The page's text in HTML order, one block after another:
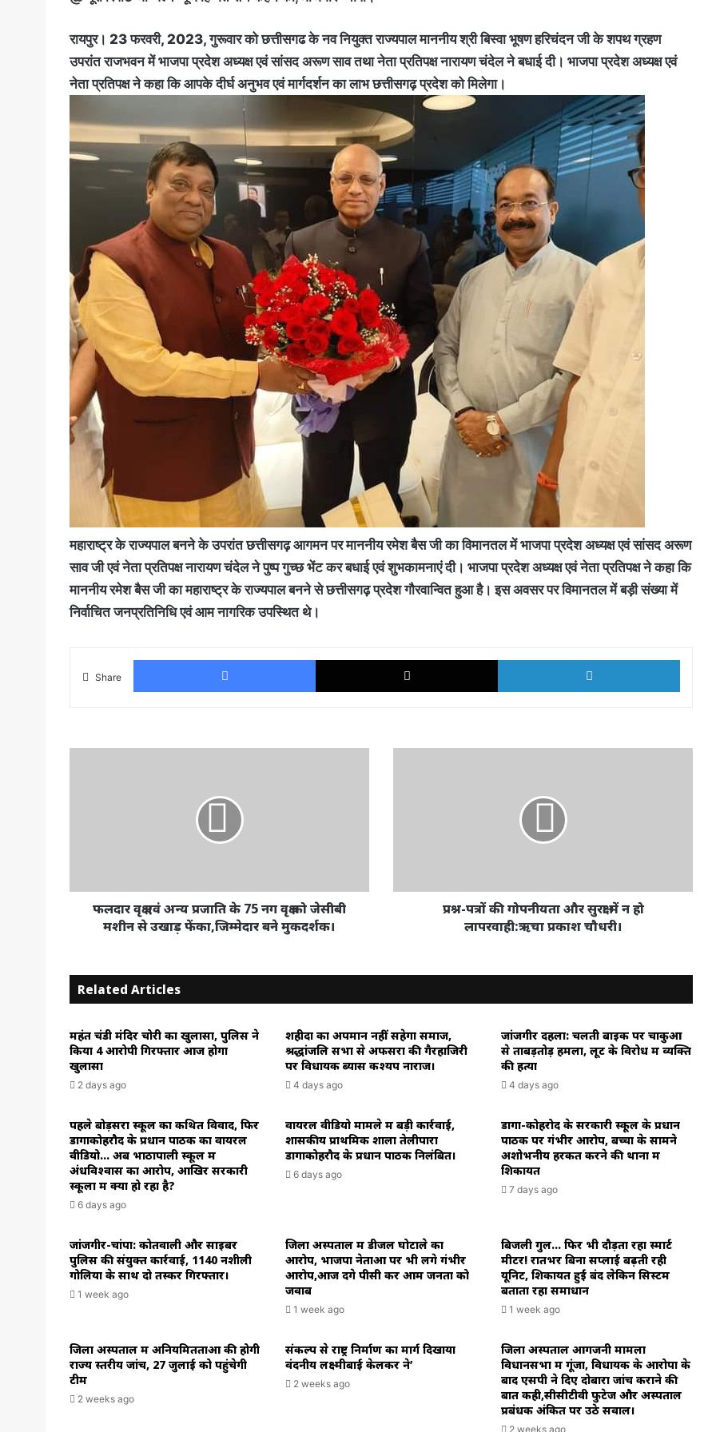
रायपुर। 23 फरवरी, 2023, गुरूवार को छत्तीसगढ के नव नियुक्त राज्यपाल माननीय श्री बिस्वा भूषण हरिचंदन जी के शपथ ग्रहण
उपरांत राजभवन में भाजपा प्रदेश अध्यक्ष एवं सांसद अरूण साव तथा नेता प्रतिपक्ष नारायण चंदेल ने बधाई दी। भाजपा प्रदेश अध्यक्ष एवं
नेता प्रतिपक्ष ने कहा कि आपके दीर्घ अनुभव एवं मार्गदर्शन का लाभ छत्तीसगढ़ प्रदेश को मिलेगा।
महाराष्ट्र के राज्यपाल बनने के उपरांत छत्तीसगढ़ आगमन पर माननीय रमेश बैस जी का विमानतल में भाजपा प्रदेश अध्यक्ष एवं सांसद अरूण
साव जी एवं नेता प्रतिपक्ष नारायण चंदेल ने पुष्प गुच्छ भेंट कर बधाई एवं शुभकामनाएं दी। भाजपा प्रदेश अध्यक्ष एवं नेता प्रतिपक्ष ने कहा कि
माननीय रमेश बैस जी का महाराष्ट्र के राज्यपाल बनने से छत्तीसगढ़ प्रदेश गौरवान्वित हुआ है। इस अवसर पर विमानतल में बड़ी संख्या में
निर्वाचित जनप्रतिनिधि एवं आम नागरिक उपस्थित थे।
Share
Facebook X
वृक्ष
उखाड़
फेंका,जिम्मेदार
बने
फलदार वृक्ष एवं अन्य प्रजाति के 75 नग वृक्ष को जेसीबी
मशीन से उखाड़ फेंका,जिम्मेदार बने मुकदर्शक।
हो
लापरवाही:ऋचाप्रश्न-पत्रों की गोपनीयता और सुरक्षा में न हो
लापरवाही:ऋचा प्रकाश चौधरी।
Related Articles
महंत चंडी मंदिर चोरी का खुलासा, पुलिस ने
किया 4 आरोपी गिरफ्तार आज होगा
खुलासा
2 days ago
शहीदों का अपमान नहीं सहेगा समाज,
श्रद्धांजलि सभा से अफसरों की गैरहाजिरी
पर विधायक ब्यास कश्यप नाराज।
4 days ago
जांजगीर दहला: चलती बाइक पर चाकुओं
से ताबड़तोड़ हमला, लूट के विरोध में व्यक्ति
की हत्या
4 days ago
पहले बोड़सरा स्कूल का कथित विवाद, फिर
डोंगाकोहरौद के प्रधान पाठक का वायरल
वीडियो… अब भाठापाली स्कूल में
अंधविश्वास का आरोप, आखिर सरकारी
स्कूलों में क्या हो रहा है?
6 days ago
वायरल वीडियो मामले में बड़ी कार्रवाई,
शासकीय प्राथमिक शाला तेलीपारा
डोंगाकोहरौद के प्रधान पाठक निलंबित।
6 days ago
डोंगा-कोहरोद के सरकारी स्कूल के प्रधान
पाठक पर गंभीर आरोप, बच्चों के सामने
अशोभनीय हरकत करने की थाना में
शिकायत
7 days ago
जांजगीर-चांपा: कोतवाली और साइबर
पुलिस की संयुक्त कार्रवाई, 1140 नशीली
गोलियों के साथ दो तस्कर गिरफ्तार।
1 week ago
जिला अस्पताल में डीजल घोटाले का
आरोप, भाजपा नेताओं पर भी लगे गंभीर
आरोप,आज देंगे पीसी कर आम जनता को
जवाब
1 week ago
बिजली गुल… फिर भी दौड़ता रहा स्मार्ट
मीटर! रातभर बिना सप्लाई बढ़ती रही
यूनिट, शिकायतें हुईं बंद लेकिन सिस्टम
बताता रहा समाधान
1 week ago
जिला अस्पताल में अनियमितताओं की होगी
राज्य स्तरीय जांच, 27 जुलाई को पहुंचेगी
टीम
2 weeks ago
संकल्प से राष्ट्र निर्माण का मार्ग दिखाया
वंदनीय लक्ष्मीबाई केलकर ने’
2 weeks ago
जिला अस्पताल आगजनी मामला
विधानसभा में गूंजा, विधायक के आरोपों के
बाद एसपी ने दिए दोबारा जांच कराने की
बात कही,सीसीटीवी फुटेज और अस्पताल
प्रबंधक अंकित पर उठे सवाल।
2 weeks ago